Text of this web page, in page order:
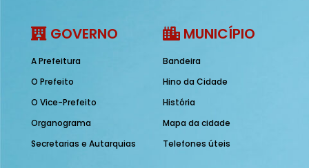
GOVERNO
A Prefeitura
O Prefeito
O Vice-Prefeito
Organograma
Secretarias e Autarquias
MUNICÍPIO
Bandeira
Hino da Cidade
História
Mapa da cidade
Telefones úteis